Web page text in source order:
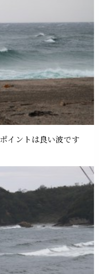
イントは良い波です